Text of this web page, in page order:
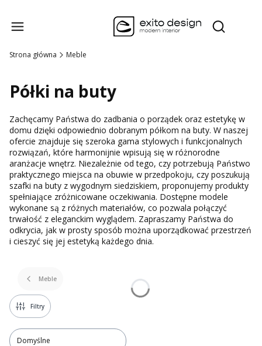
Otwórz
Strona główna Meble
Półki na buty
Zachęcamy Państwa do zadbania o porządek oraz estetykę w
domu dzięki odpowiednio dobranym półkom na buty. W naszej
ofercie znajduje się szeroka gama stylowych i funkcjonalnych
rozwiązań, które harmonijnie wpisują się w różnorodne
aranżacje wnętrz. Niezależnie od tego, czy potrzebują Państwo
praktycznego miejsca na obuwie w przedpokoju, czy poszukują
szafki na buty z wygodnym siedziskiem, proponujemy produkty
spełniające zróżnicowane oczekiwania. Dostępne modele
wykonane są z różnych materiałów, co pozwala połączyć
trwałość z eleganckim wyglądem. Zapraszamy Państwa do
odkrycia, jak w prosty sposób można uporządkować przestrzeń
i cieszyć się jej estetyką każdego dnia.
Meble
Filtry
Domyślne